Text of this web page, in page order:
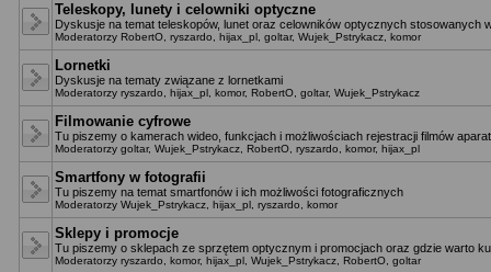
Teleskopy, lunety i celowniki optyczne
Dyskusje na temat teleskopów, lunet oraz celowników optycznych stosowanych
Moderatorzy RobertO ryszardo hijax_pl goltar, Wujek_Pstrykacz komor
Lornetki
Dyskusje na tematy związane z lornetkami
Moderatorzy ryszardo hijax_pl komor, RobertO goltar, Wujek_Pstrykacz
Filmowanie cyfrowe
Tu piszemy o kamerach wideo, funkcjach i możliwościach rejestracji filmów
Moderatorzy goltar, Wujek_Pstrykacz RobertO ryszardo komor, hijax_pl
Smartfony w fotografii
Tu piszemy na temat smartfonów i ich możliwości fotograficznych
Moderatorzy Wujek_Pstrykacz hijax_pl ryszardo komor
Sklepy i promocje
Tu piszemy o sklepach ze sprzętem optycznym i promocjach oraz gdzie warto
Moderatorzy ryszardo komor, hijax_pl Wujek_Pstrykacz RobertO goltar